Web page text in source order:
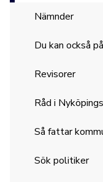
Nämnder
Du kan också
Revisorer
Råd i
Så fattar
Sök politiker